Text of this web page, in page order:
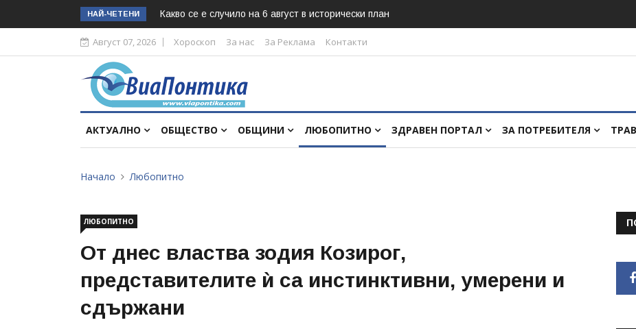
НАЙ-ЧЕТЕНИ Какво се е случило на 6 август в исторически план
Август 07, 2026 Хороскоп За нас За Реклама Контакти
АКТУАЛНО ОБЩЕСТВО ОБЩИНИ ЛЮБОПИТНО ЗДРАВЕН ПОРТАЛ ЗА ПОТРЕБИТЕЛЯ
Начало Любопитно
ЛЮБОПИТНО
От днес властва зодия Козирог,
представителите ѝ са инстинктивни, умерени и
сдържани